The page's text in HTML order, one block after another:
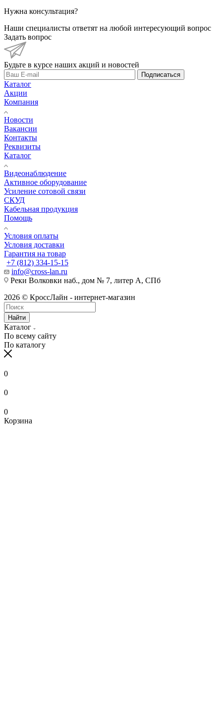
Нужна консультация?
Наши специалисты ответят на любой интересующий вопрос
Задать вопрос
Будьте в курсе наших акций и новостей
Подписаться
Каталог
Акции
Компания
Новости
Вакансии
Контакты
Реквизиты
Каталог
Видеонаблюдение
Активное оборудование
Усиление сотовой связи
СКУД
Кабельная продукция
Помощь
Условия оплаты
Условия доставки
Гарантия на товар
+7 (812) 334-15-15
info@cross-lan.ru
Реки Волковки наб., дом № 7, литер А, СПб
2026 © КроссЛайн - интернет-магазин
Найти
Каталог
По всему сайту
По каталогу
0
0
0
Корзина